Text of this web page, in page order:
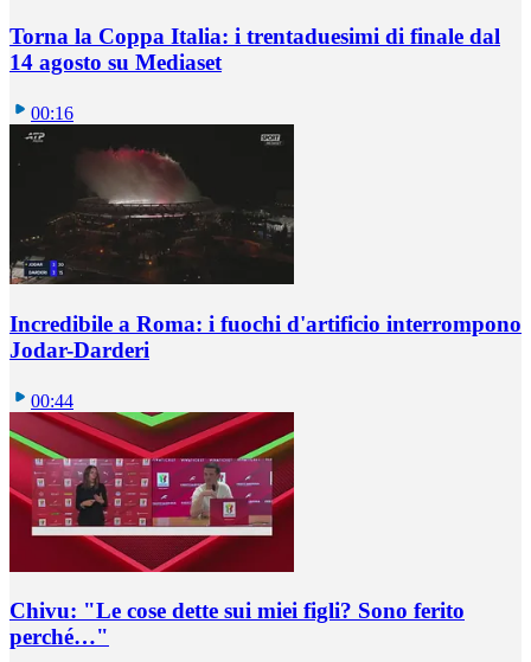
Torna la Coppa Italia: i trentaduesimi di finale dal
14 agosto su Mediaset
00:16
Incredibile a Roma: i fuochi d'artificio interrompono
Jodar-Darderi
00:44
Chivu: "Le cose dette sui miei figli? Sono ferito
perché…"